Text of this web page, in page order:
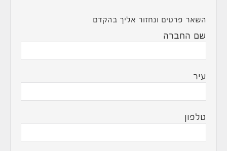
השאר פרטים ונחזור אליך בהקדם
שם החברה
עיר
טלפון